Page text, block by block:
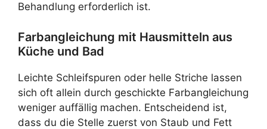
Behandlung erforderlich ist.
Farbangleichung mit Hausmitteln aus
Küche und Bad
Leichte Schleifspuren oder helle Striche lassen
sich oft allein durch geschickte Farbangleichung
weniger auffällig machen. Entscheidend ist,
dass du die Stelle zuerst von Staub und Fett